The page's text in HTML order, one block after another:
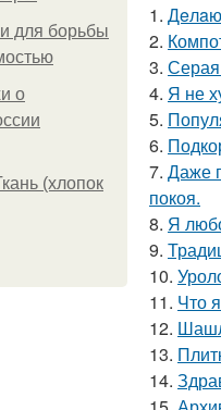
для борьбы
о
(хлопок
1.
2.
3. Серая
4. Я не
5.
6.
7. Даже
покоя.
8. Я
9.
10.
11. Что
12.
13.
14.